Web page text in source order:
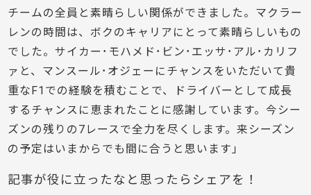
チームの全員と素晴らしい関係ができました。マクラー
レンの時間は、ボクのキャリアにとって素晴らしいもの
でした。サイカー･モハメド･ビン･エッサ･アル･カリフ
ァと、マンスール･オジェーにチャンスをいただいて貴
重なF1での経験を積むことで、ドライバーとして成長
するチャンスに恵まれたことに感謝しています。今シー
ズンの残りの7レースで全力を尽くします。来シーズン
の予定はいまからでも間に合うと思います」
記事が役に立ったなと思ったらシェアを！